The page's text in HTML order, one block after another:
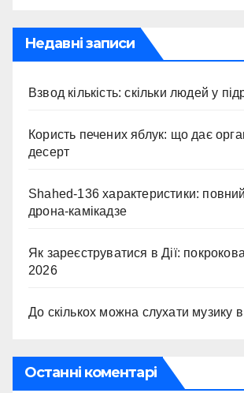
Недавні записи
Взвод кількість: скільки людей у
Користь печених яблук: що дає
десерт
Shahed-136 характеристики:
дрона-камікадзе
Як зареєструватися в Дії: покрокова
2026
До скількох можна слухати музику в
Останні коментарі